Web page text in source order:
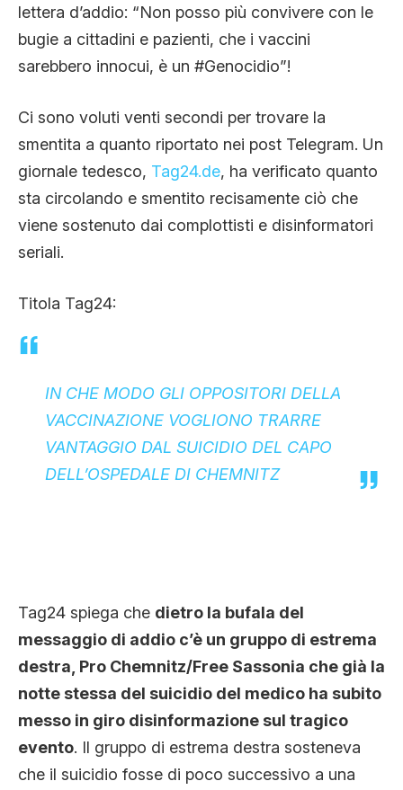
lettera d’addio: “Non posso più convivere con le
bugie a cittadini e pazienti, che i vaccini
sarebbero innocui, è un #Genocidio”!
Ci sono voluti venti secondi per trovare la
smentita a quanto riportato nei post Telegram. Un
giornale tedesco, Tag24.de, ha verificato quanto
sta circolando e smentito recisamente ciò che
viene sostenuto dai complottisti e disinformatori
seriali.
Titola Tag24:
IN CHE MODO GLI OPPOSITORI DELLA
VACCINAZIONE VOGLIONO TRARRE
VANTAGGIO DAL SUICIDIO DEL CAPO
DELL’OSPEDALE DI CHEMNITZ
Tag24 spiega che dietro la bufala del
messaggio di addio c’è un gruppo di estrema
destra, Pro Chemnitz/Free Sassonia che già la
notte stessa del suicidio del medico ha subito
messo in giro disinformazione sul tragico
evento. Il gruppo di estrema destra sosteneva
che il suicidio fosse di poco successivo a una